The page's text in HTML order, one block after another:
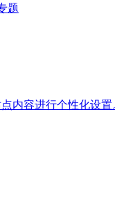
题
内容进行个性化设置